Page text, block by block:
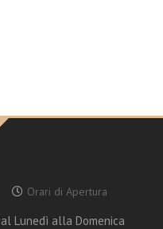
Orari di Apertura
Lunedì alla Domenica